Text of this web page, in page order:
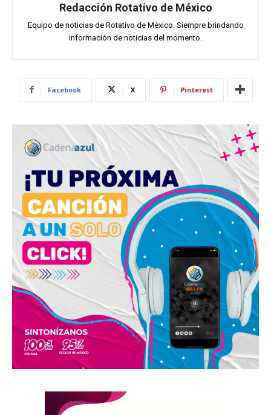
Redacción Rotativo de México
Equipo de noticias de Rotativo de México. Siempre brindando
información de noticias del momento.
Facebook X Pinterest